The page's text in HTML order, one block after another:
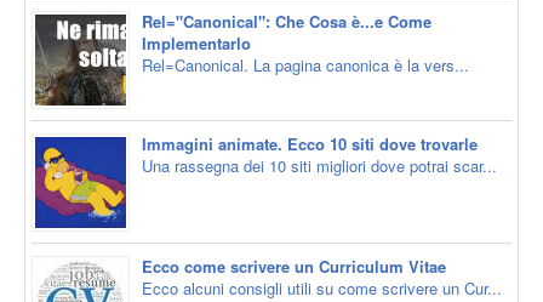
Rel="Canonical": Che Cosa è...e Come
Implementarlo
Rel=Canonical. La pagina canonica è la vers...
Immagini animate. Ecco 10 siti dove trovarle
Una rassegna dei 10 siti migliori dove potrai scar...
Ecco come scrivere un Curriculum Vitae
Ecco alcuni consigli utili su come scrivere un Cur...